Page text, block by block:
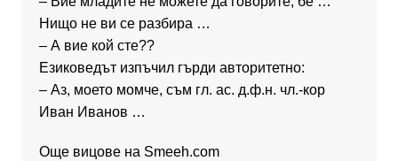
Нищо не ви се разбира …
– А вие кой сте??
Езиковедът изпъчил гърди авторитетно:
– Аз, моето момче, съм гл. ас. д.ф.н. чл.-кор
Иван Иванов …
Още вицове на Smeeh.com